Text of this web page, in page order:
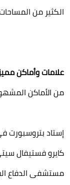
الكثير من
علامات وأماكن
من الأماكن
إستاد بتروسبورت
كايرو فستيفال
مستشفى الدفاع